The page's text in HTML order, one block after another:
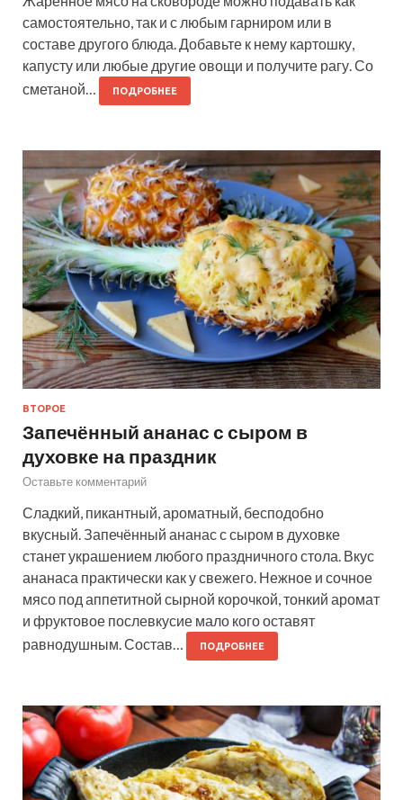
самостоятельно, так и с любым гарниром или в
составе другого блюда. Добавьте к нему картошку,
капусту или любые другие овощи и получите рагу. Со
сметаной…
ПОДРОБНЕЕ
ВТОРОЕ
Запечённый ананас с сыром в
духовке на праздник
Оставьте комментарий
Сладкий, пикантный, ароматный, бесподобно
вкусный. Запечённый ананас с сыром в духовке
станет украшением любого праздничного стола. Вкус
ананаса практически как у свежего. Нежное и сочное
мясо под аппетитной сырной корочкой, тонкий аромат
и фруктовое послевкусие мало кого оставят
равнодушным. Состав…
ПОДРОБНЕЕ